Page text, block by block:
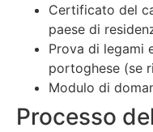
Certificato del
paese di
Prova di legami
portoghese (se
Modulo di
Processo